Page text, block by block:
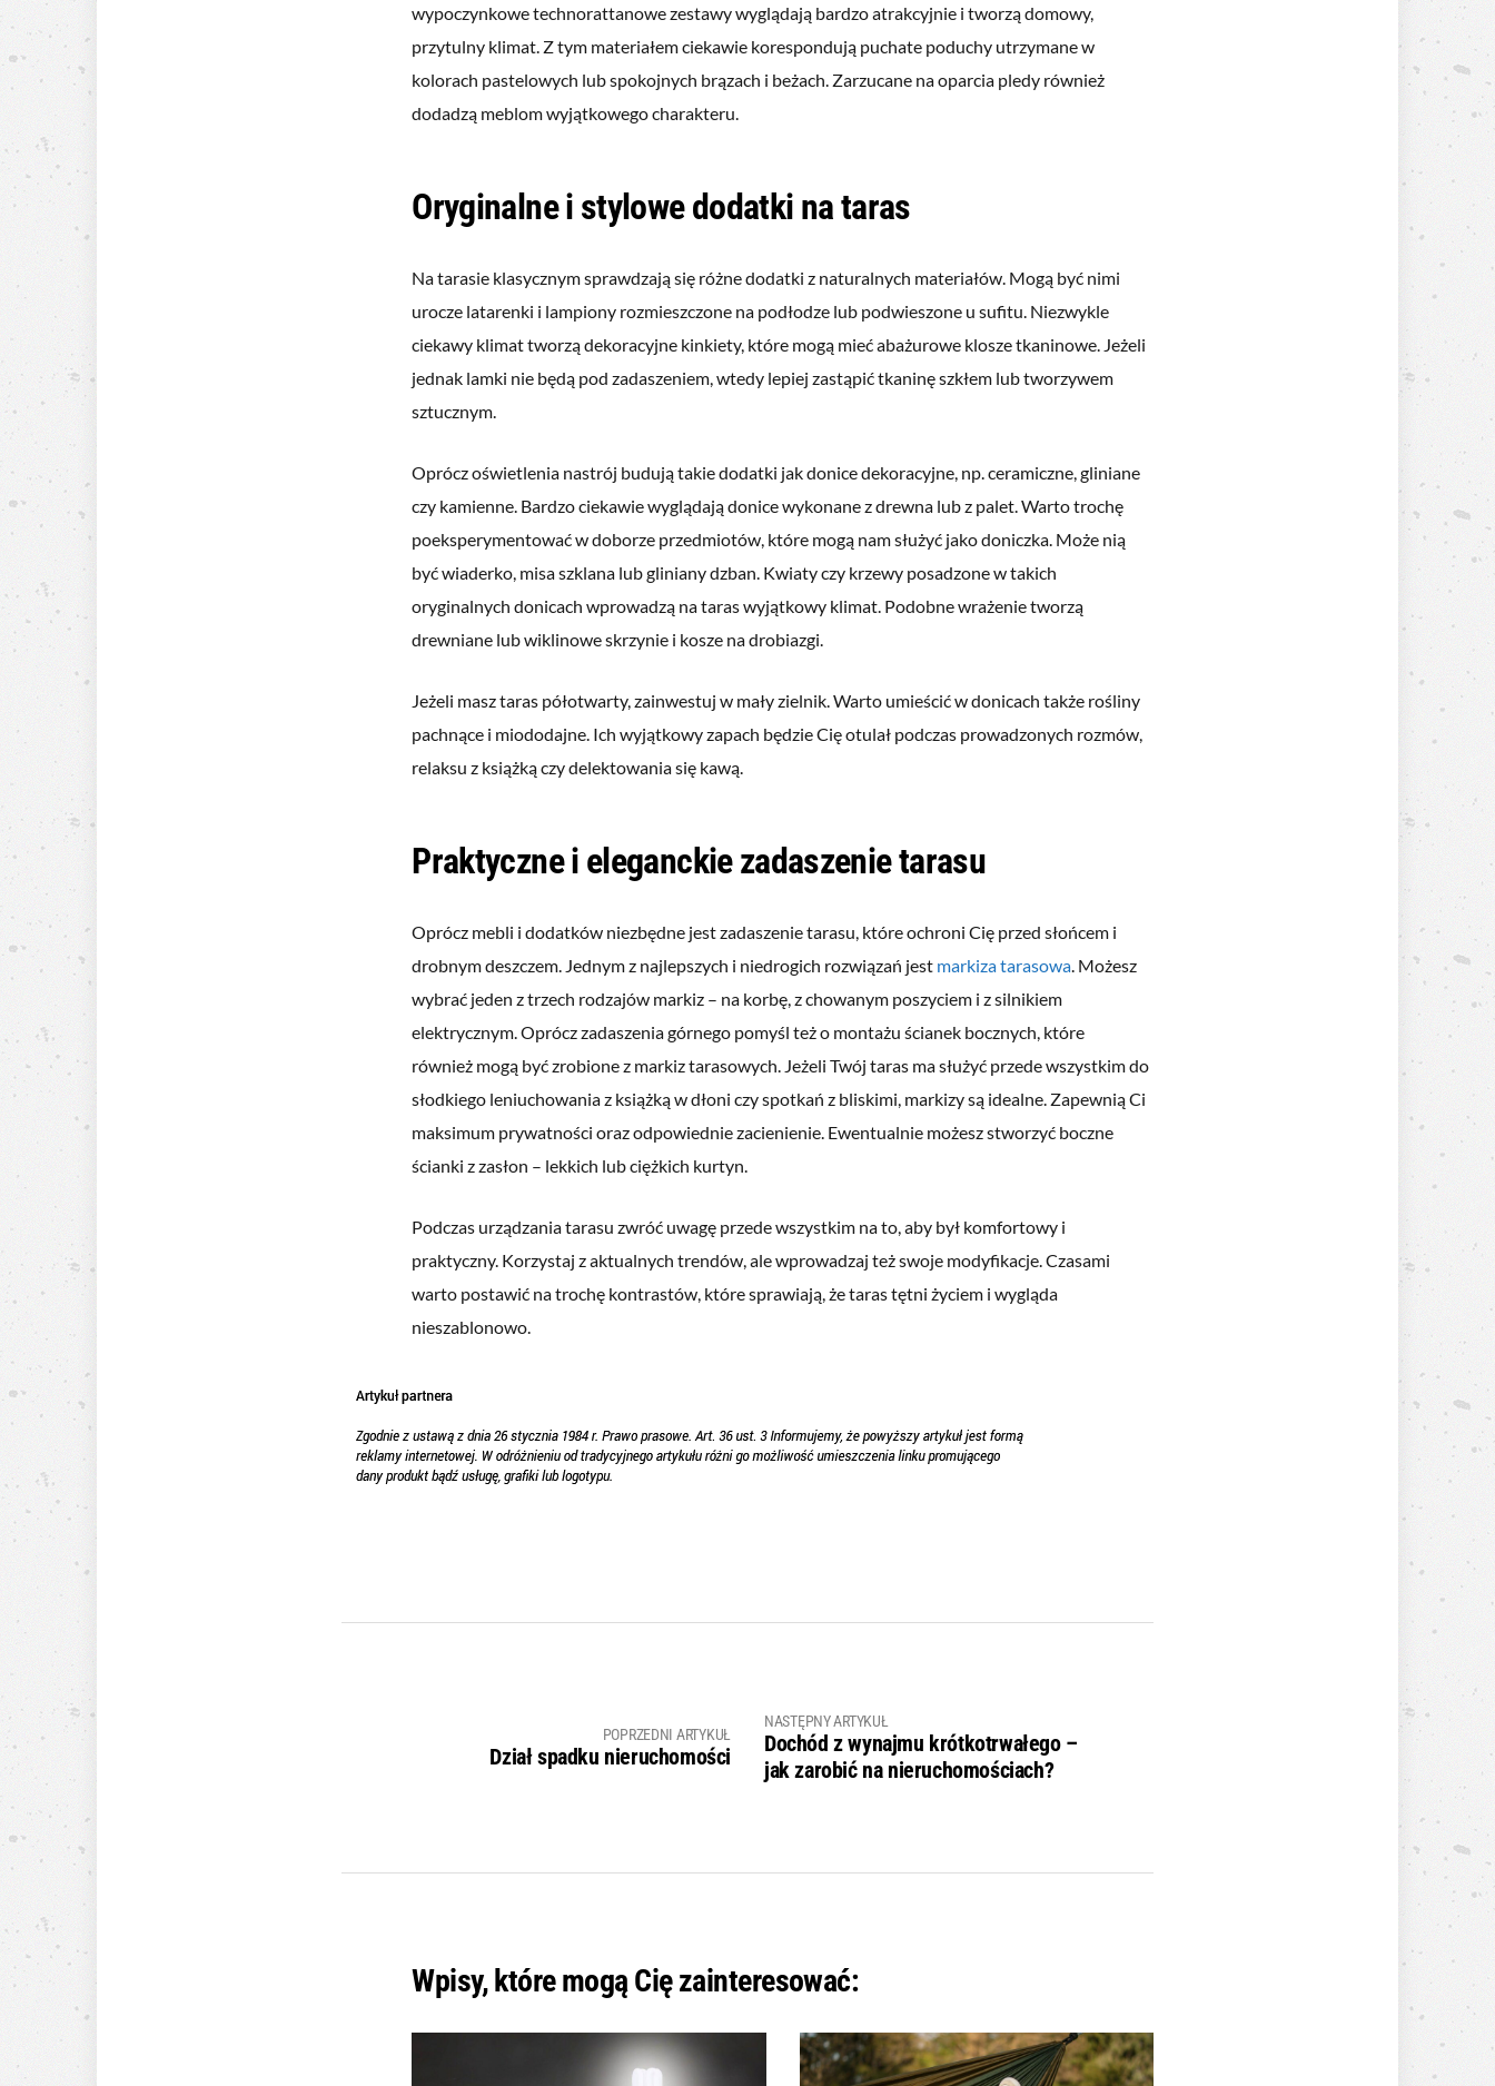
wypoczynkowe technorattanowe zestawy wyglądają bardzo atrakcyjnie i tworzą domowy,
przytulny klimat. Z tym materiałem ciekawie korespondują puchate poduchy utrzymane w
kolorach pastelowych lub spokojnych brązach i beżach. Zarzucane na oparcia pledy również
dodadzą meblom wyjątkowego charakteru.
Oryginalne i stylowe dodatki na taras
Na tarasie klasycznym sprawdzają się różne dodatki z naturalnych materiałów. Mogą być nimi
urocze latarenki i lampiony rozmieszczone na podłodze lub podwieszone u sufitu. Niezwykle
ciekawy klimat tworzą dekoracyjne kinkiety, które mogą mieć abażurowe klosze tkaninowe. Jeżeli
jednak lamki nie będą pod zadaszeniem, wtedy lepiej zastąpić tkaninę szkłem lub tworzywem
sztucznym.
Oprócz oświetlenia nastrój budują takie dodatki jak donice dekoracyjne, np. ceramiczne, gliniane
czy kamienne. Bardzo ciekawie wyglądają donice wykonane z drewna lub z palet. Warto trochę
poeksperymentować w doborze przedmiotów, które mogą nam służyć jako doniczka. Może nią
być wiaderko, misa szklana lub gliniany dzban. Kwiaty czy krzewy posadzone w takich
oryginalnych donicach wprowadzą na taras wyjątkowy klimat. Podobne wrażenie tworzą
drewniane lub wiklinowe skrzynie i kosze na drobiazgi.
Jeżeli masz taras półotwarty, zainwestuj w mały zielnik. Warto umieścić w donicach także rośliny
pachnące i miododajne. Ich wyjątkowy zapach będzie Cię otulał podczas prowadzonych rozmów,
relaksu z książką czy delektowania się kawą.
Praktyczne i eleganckie zadaszenie tarasu
Oprócz mebli i dodatków niezbędne jest zadaszenie tarasu, które ochroni Cię przed słońcem i
drobnym deszczem. Jednym z najlepszych i niedrogich rozwiązań jest markiza tarasowa. Możesz
wybrać jeden z trzech rodzajów markiz – na korbę, z chowanym poszyciem i z silnikiem
elektrycznym. Oprócz zadaszenia górnego pomyśl też o montażu ścianek bocznych, które
również mogą być zrobione z markiz tarasowych. Jeżeli Twój taras ma służyć przede wszystkim do
słodkiego leniuchowania z książką w dłoni czy spotkań z bliskimi, markizy są idealne. Zapewnią Ci
maksimum prywatności oraz odpowiednie zacienienie. Ewentualnie możesz stworzyć boczne
ścianki z zasłon – lekkich lub ciężkich kurtyn.
Podczas urządzania tarasu zwróć uwagę przede wszystkim na to, aby był komfortowy i
praktyczny. Korzystaj z aktualnych trendów, ale wprowadzaj też swoje modyfikacje. Czasami
warto postawić na trochę kontrastów, które sprawiają, że taras tętni życiem i wygląda
nieszablonowo.
POPRZEDNI ARTYKUŁ
Dział spadku nieruchomości
NASTĘPNY ARTYKUŁ
Dochód z wynajmu krótkotrwałego –
jak zarobić na nieruchomościach?
Wpisy, które mogą Cię zainteresować: